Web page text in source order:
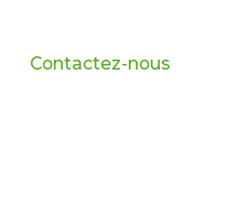
Contactez-nous